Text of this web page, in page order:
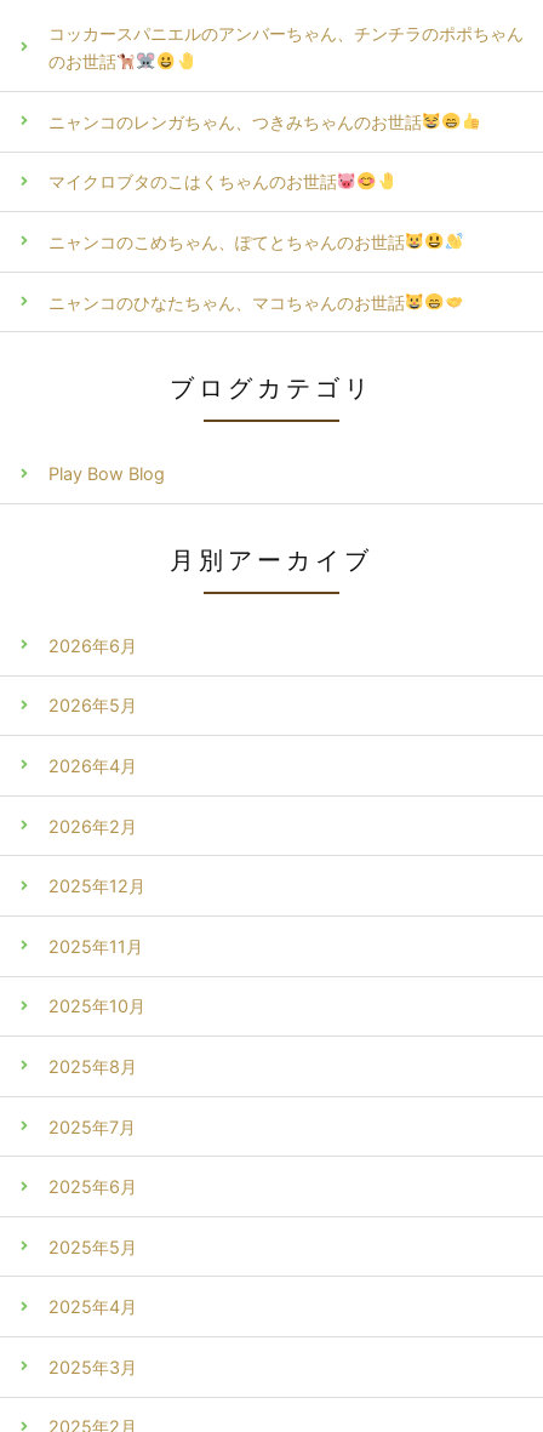
コッカースパニエルのアンバーちゃん、チンチラのポポちゃん
のお世話
ニャンコのレンガちゃん、つきみちゃんのお世話
マイクロブタのこはくちゃんのお世話
ニャンコのこめちゃん、ぽてとちゃんのお世話
ニャンコのひなたちゃん、マコちゃんのお世話
ブログカテゴリ
Play Bow Blog
月別アーカイブ
2026年6月
2026年5月
2026年4月
2026年2月
2025年12月
2025年11月
2025年10月
2025年8月
2025年7月
2025年6月
2025年5月
2025年4月
2025年3月
2025年2月